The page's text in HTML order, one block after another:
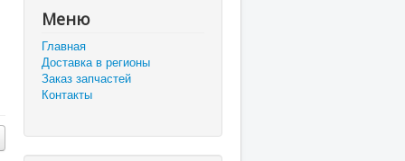
Меню
Главная
Доставка в регионы
Заказ запчастей
Контакты